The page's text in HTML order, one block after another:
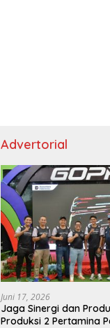
Advertorial
Juni 17, 2026
Jaga Sinergi dan
Produksi 2 Pertamina